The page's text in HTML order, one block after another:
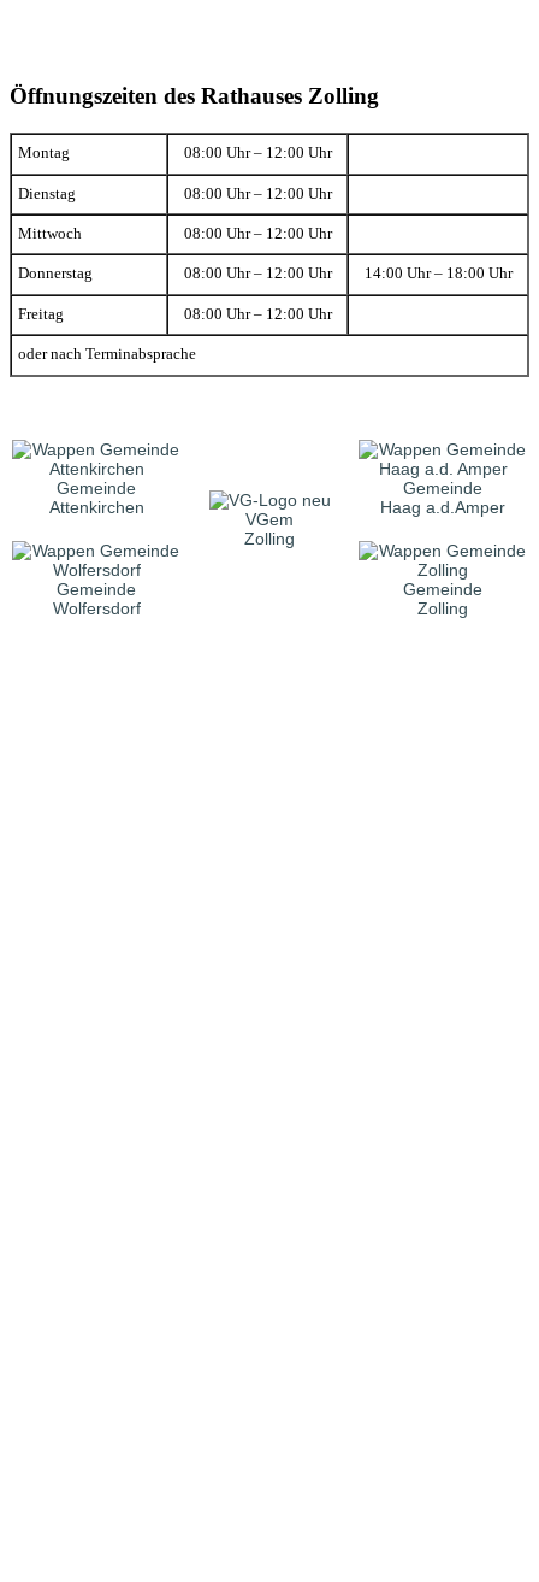
Öffnungszeiten des Rathauses Zolling
Montag 08:00 Uhr – 12:00 Uhr
Dienstag 08:00 Uhr – 12:00 Uhr
Mittwoch 08:00 Uhr – 12:00 Uhr
Donnerstag 08:00 Uhr – 12:00 Uhr 14:00 Uhr – 18:00 Uhr
Freitag 08:00 Uhr – 12:00 Uhr
oder nach Terminabsprache
Gemeinde
Attenkirchen
VGem
Zolling
Gemeinde
Haag a.d.Amper
Gemeinde
Wolfersdorf
Gemeinde
Zolling